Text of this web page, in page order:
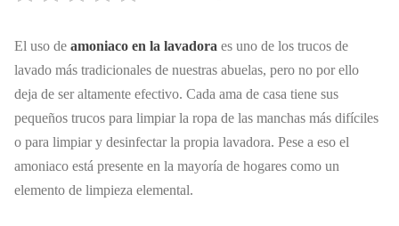
El uso de amoniaco en la lavadora es uno de los trucos de
lavado más tradicionales de nuestras abuelas, pero no por ello
deja de ser altamente efectivo. Cada ama de casa tiene sus
pequeños trucos para limpiar la ropa de las manchas más difíciles
o para limpiar y desinfectar la propia lavadora. Pese a eso el
amoniaco está presente en la mayoría de hogares como un
elemento de limpieza elemental.